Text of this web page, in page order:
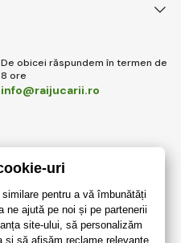
De obicei răspundem în termen de
8 ore
info@raijucarii.ro